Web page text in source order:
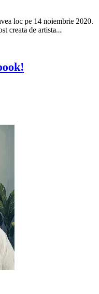
loc pe 14 noiembrie 2020.
creata de artista...